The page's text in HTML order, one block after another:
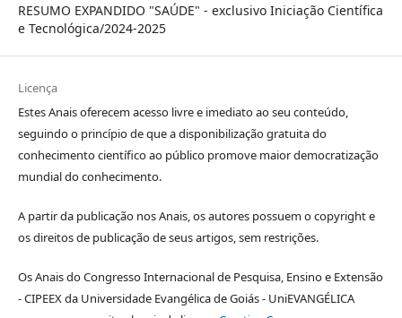
RESUMO EXPANDIDO "SAÚDE" - exclusivo Iniciação Científica
e Tecnológica/2024-2025
Licença
Estes Anais oferecem acesso livre e imediato ao seu conteúdo,
seguindo o princípio de que a disponibilização gratuita do
conhecimento científico ao público promove maior democratização
mundial do conhecimento.
A partir da publicação nos Anais, os autores possuem o copyright e
os direitos de publicação de seus artigos, sem restrições.
Os Anais do Congresso Internacional de Pesquisa, Ensino e Extensão
- CIPEEX da Universidade Evangélica de Goiás - UniEVANGÉLICA